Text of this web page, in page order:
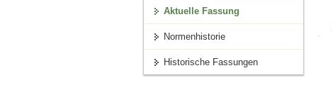
Aktuelle Fassung
Normenhistorie
Historische Fassungen